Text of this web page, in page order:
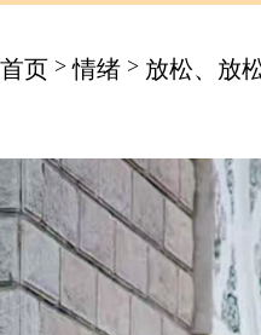
首页 > 情绪 > 放松、放